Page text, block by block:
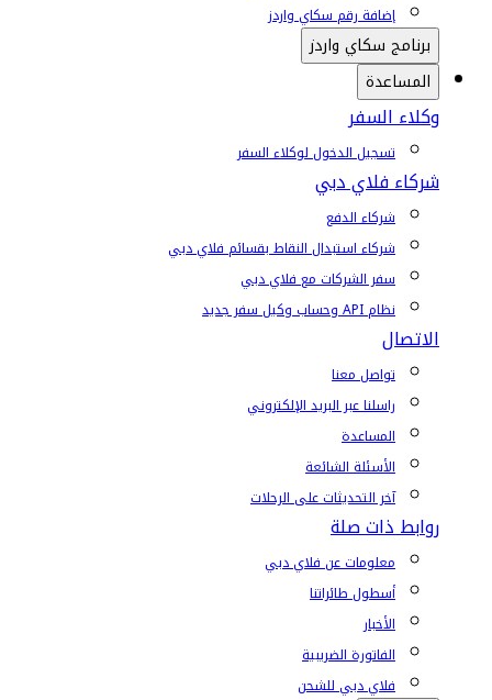
إضافة رقم سكاي واردز
برنامج سكاي واردز
المساعدة
وكلاء السفر
تسجيل الدخول لوكلاء السفر
شركاء فلاي دبي
شركاء الدفع
شركاء استبدال النقاط بقسائم فلاي دبي
سفر الشركات مع فلاي دبي
نظام API وحساب وكيل سفر جديد
الاتصال
تواصل معنا
راسلنا عبر البريد الإلكتروني
المساعدة
الأسئلة الشائعة
آخر التحديثات على الرحلات
روابط ذات صلة
معلومات عن فلاي دبي
أسطول طائراتنا
الأخبار
الفاتورة الضريبية
فلاي دبي للشحن